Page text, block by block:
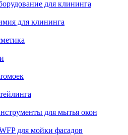
для клининга
для клининга
для мытья окон
для мойки фасадов